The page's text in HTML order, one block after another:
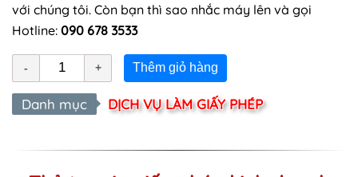
với chúng tôi. Còn bạn thì sao nhắc máy lên và gọi
Hotline: 090 678 3533
Thêm giỏ hàng
Danh mục DỊCH VỤ LÀM GIẤY PHÉP